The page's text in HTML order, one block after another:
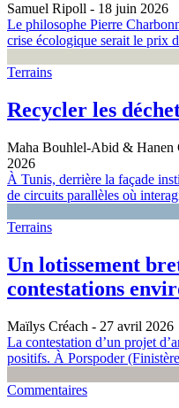
Samuel Ripoll - 18 juin 2026
Le philosophe Pierre
crise écologique serait le prix
Terrains
Recycler les
Maha Bouhlel-Abid & Hanen
2026
À Tunis, derrière la façade
de circuits parallèles où
Terrains
Un lotissement
contestations
Maïlys Créach - 27 avril 2026
La contestation d’un projet
positifs. À Porspoder
Commentaires